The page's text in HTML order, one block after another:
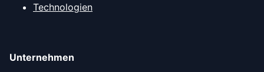
Technologien
Unternehmen